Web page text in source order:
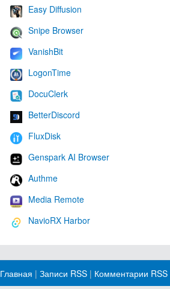
Easy Diffusion
Snipe Browser
VanishBit
LogonTime
DocuClerk
BetterDiscord
FluxDisk
Genspark AI Browser
Authme
Media Remote
NavioRX Harbor
Главная | Записи RSS | Комментарии RSS